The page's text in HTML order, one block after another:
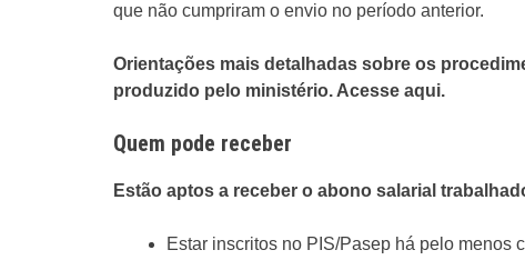
que não cumpriram o envio no período anterior.
Orientações mais detalhadas sobre os
produzido pelo ministério. Acesse aqui.
Quem pode receber
Estão aptos a receber o abono salarial
Estar inscritos no PIS/Pasep há pelo menos